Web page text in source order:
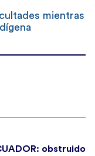
mientras
obstruido